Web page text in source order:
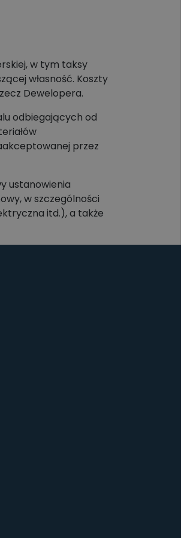
w tym taksy
własność. Koszty
Dewelopera.
odbiegających od
przez
ustanowienia
w szczególności
itd.), a także